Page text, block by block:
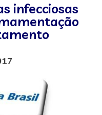
infecciosas